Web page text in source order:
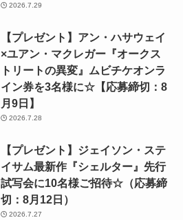
2026.7.29
【プレゼント】アン・ハサウェイ
×ユアン・マクレガー『オークス
トリートの異変』ムビチケオンラ
イン券を3名様に☆【応募締切：8
月9日】
2026.7.28
【プレゼント】ジェイソン・ステ
イサム最新作『シェルター』先行
試写会に10名様ご招待☆（応募締
切：8月12日）
2026.7.27